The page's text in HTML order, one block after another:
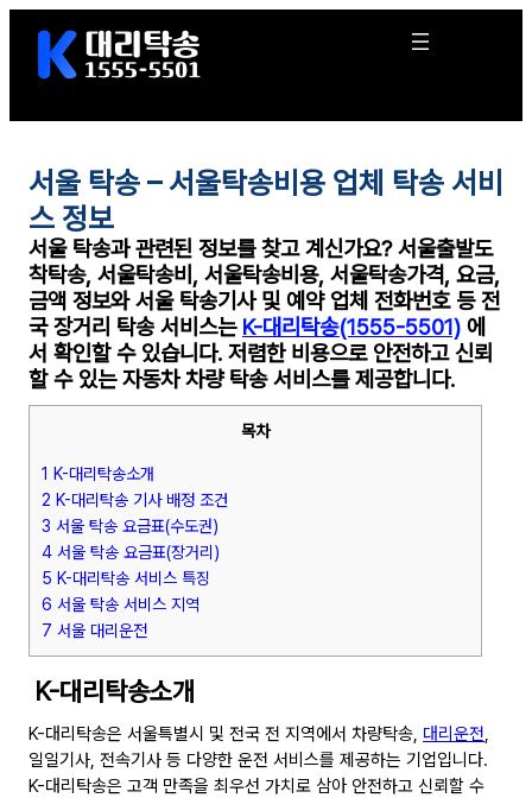
바
서울 탁송 – 서울탁송비용 업체 탁송 서비
스 정보
서울 탁송과 관련된 정보를 찾고 계신가요? 서울출발도
착탁송, 서울탁송비, 서울탁송비용, 서울탁송가격, 요금,
금액 정보와 서울 탁송기사 및 예약 업체 전화번호 등 전
국 장거리 탁송 서비스는 K-대리탁송(1555-5501) 에
서 확인할 수 있습니다. 저렴한 비용으로 안전하고 신뢰
할 수 있는 자동차 차량 탁송 서비스를 제공합니다.
목차
1 K-대리탁송소개
2 K-대리탁송 기사 배정 조건
3 서울 탁송 요금표(수도권)
4 서울 탁송 요금표(장거리)
5 K-대리탁송 서비스 특징
6 서울 탁송 서비스 지역
7 서울 대리운전
K-대리탁송소개
K-대리탁송은 서울특별시 및 전국 전 지역에서 차량탁송, 대리운전,
일일기사, 전속기사 등 다양한 운전 서비스를 제공하는 기업입니다.
K-대리탁송은 고객 만족을 최우선 가치로 삼아 안전하고 신뢰할 수